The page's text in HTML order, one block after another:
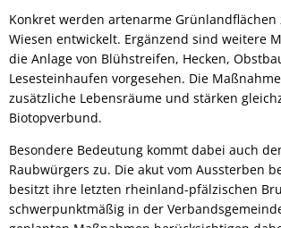
Konkret werden artenarme
Wiesen entwickelt. Ergänzend sind weitere
die Anlage von Blühstreifen, Hecken,
Lesesteinhaufen vorgesehen. Die
zusätzliche Lebensräume und stärken
Biotopverbund.
Besondere Bedeutung kommt dabei auch
Raubwürgers zu. Die akut vom Aussterben
besitzt ihre letzten rheinland-pfälzischen
schwerpunktmäßig in der